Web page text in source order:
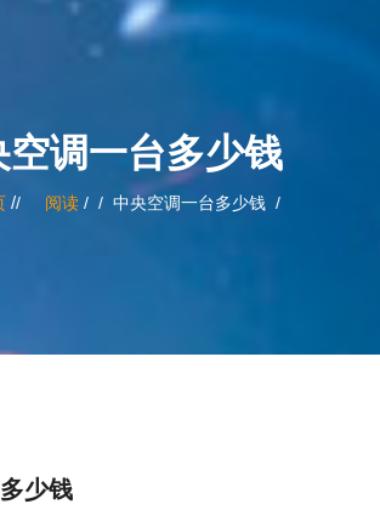
空调一台多少钱
/ 阅读/ 中央空调一台多少钱
少钱